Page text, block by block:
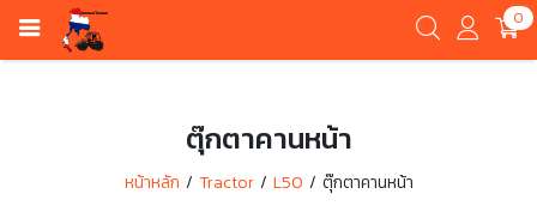
0
ตุ๊กตาคานหน้า
หน้าหลัก Tractor L50 ตุ๊กตาคานหน้า